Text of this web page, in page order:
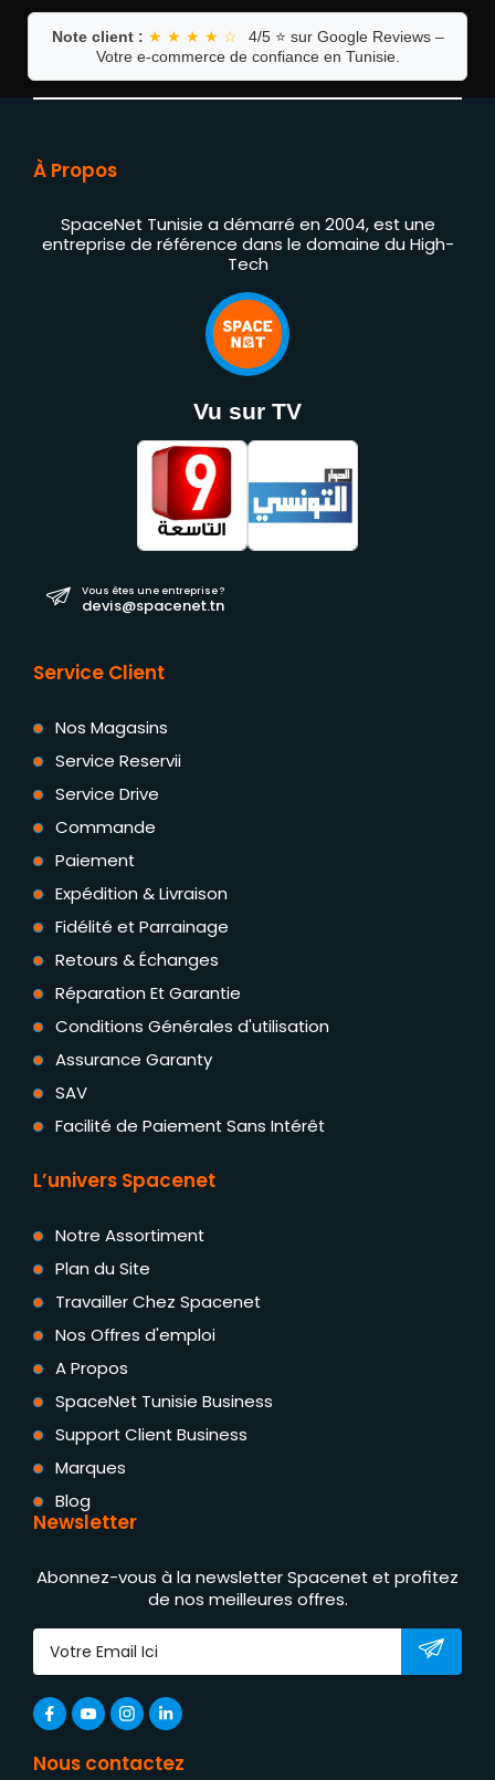
Note client : ★ ★ ★ ★ ☆
4/5 ⭐ sur Google Reviews –
Votre e-commerce de confiance en Tunisie.
À Propos
SpaceNet Tunisie a démarré en 2004, est une
entreprise de référence dans le domaine du High-
Tech
Vu sur TV
Vous êtes une entreprise ?
devis@spacenet.tn
Service Client
Nos Magasins
Service Reservii
Service Drive
Commande
Paiement
Expédition & Livraison
Fidélité et Parrainage
Retours & Échanges
Réparation Et Garantie
Conditions Générales d'utilisation
Assurance Garanty
SAV
Facilité de Paiement Sans Intérêt
L’univers Spacenet
Notre Assortiment
Plan du Site
Travailler Chez Spacenet
Nos Offres d'emploi
A Propos
SpaceNet Tunisie Business
Support Client Business
Marques
Blog
Newsletter
Abonnez-vous à la newsletter Spacenet et profitez
de nos meilleures offres.
Nous contactez